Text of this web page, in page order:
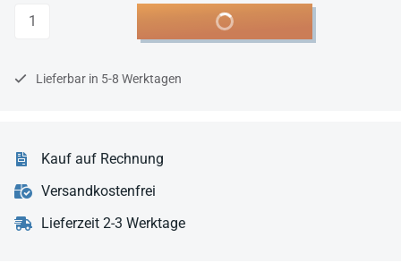
Anzahl In den Warenkorb
Lieferbar in 5-8 Werktagen
Kauf auf Rechnung
Versandkostenfrei
Lieferzeit 2-3 Werktage